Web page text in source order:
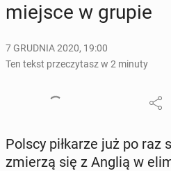
miejsce w grupie
7 GRUDNIA 2020, 19:00
Ten tekst przeczytasz w 2 minuty
Polscy pił­ka­rze już po raz
zmierzą się z Anglią w